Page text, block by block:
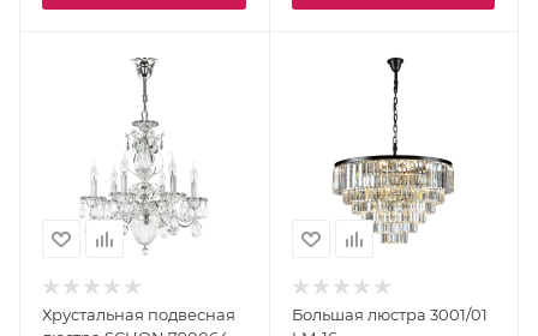
Хрустальная подвесная
Большая люстра 3001/01